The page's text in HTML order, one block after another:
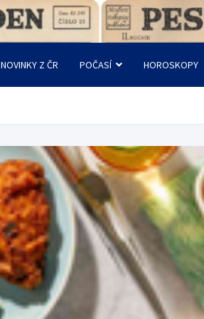
NOVINKY Z ČR POČASÍ HOROSKOPY